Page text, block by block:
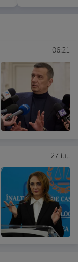
06:21
27 iul.